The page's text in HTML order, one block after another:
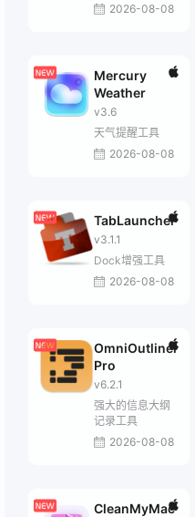
2026-08-08
Mercury
Weather
v3.6
天气提醒工具
2026-08-08
TabLauncher
v3.1.1
Dock增强工具
2026-08-08
OmniOutliner
Pro
v6.2.1
强大的信息大纲
记录工具
2026-08-08
CleanMyMac